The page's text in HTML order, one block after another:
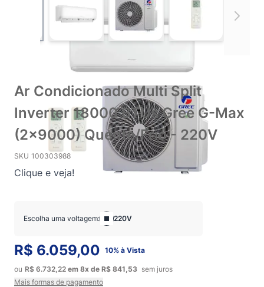
Ar Condicionado Multi Split
Inverter 18000 BTUs Gree G-Max
(2x9000) Quente/Frio - 220V
SKU 100303988
Clique e veja!
Escolha uma voltagem: 220V
R$ 6.059,00 10% à Vista
ou R$ 6.732,22 em 8x de R$ 841,53 sem juros
Mais formas de pagamento